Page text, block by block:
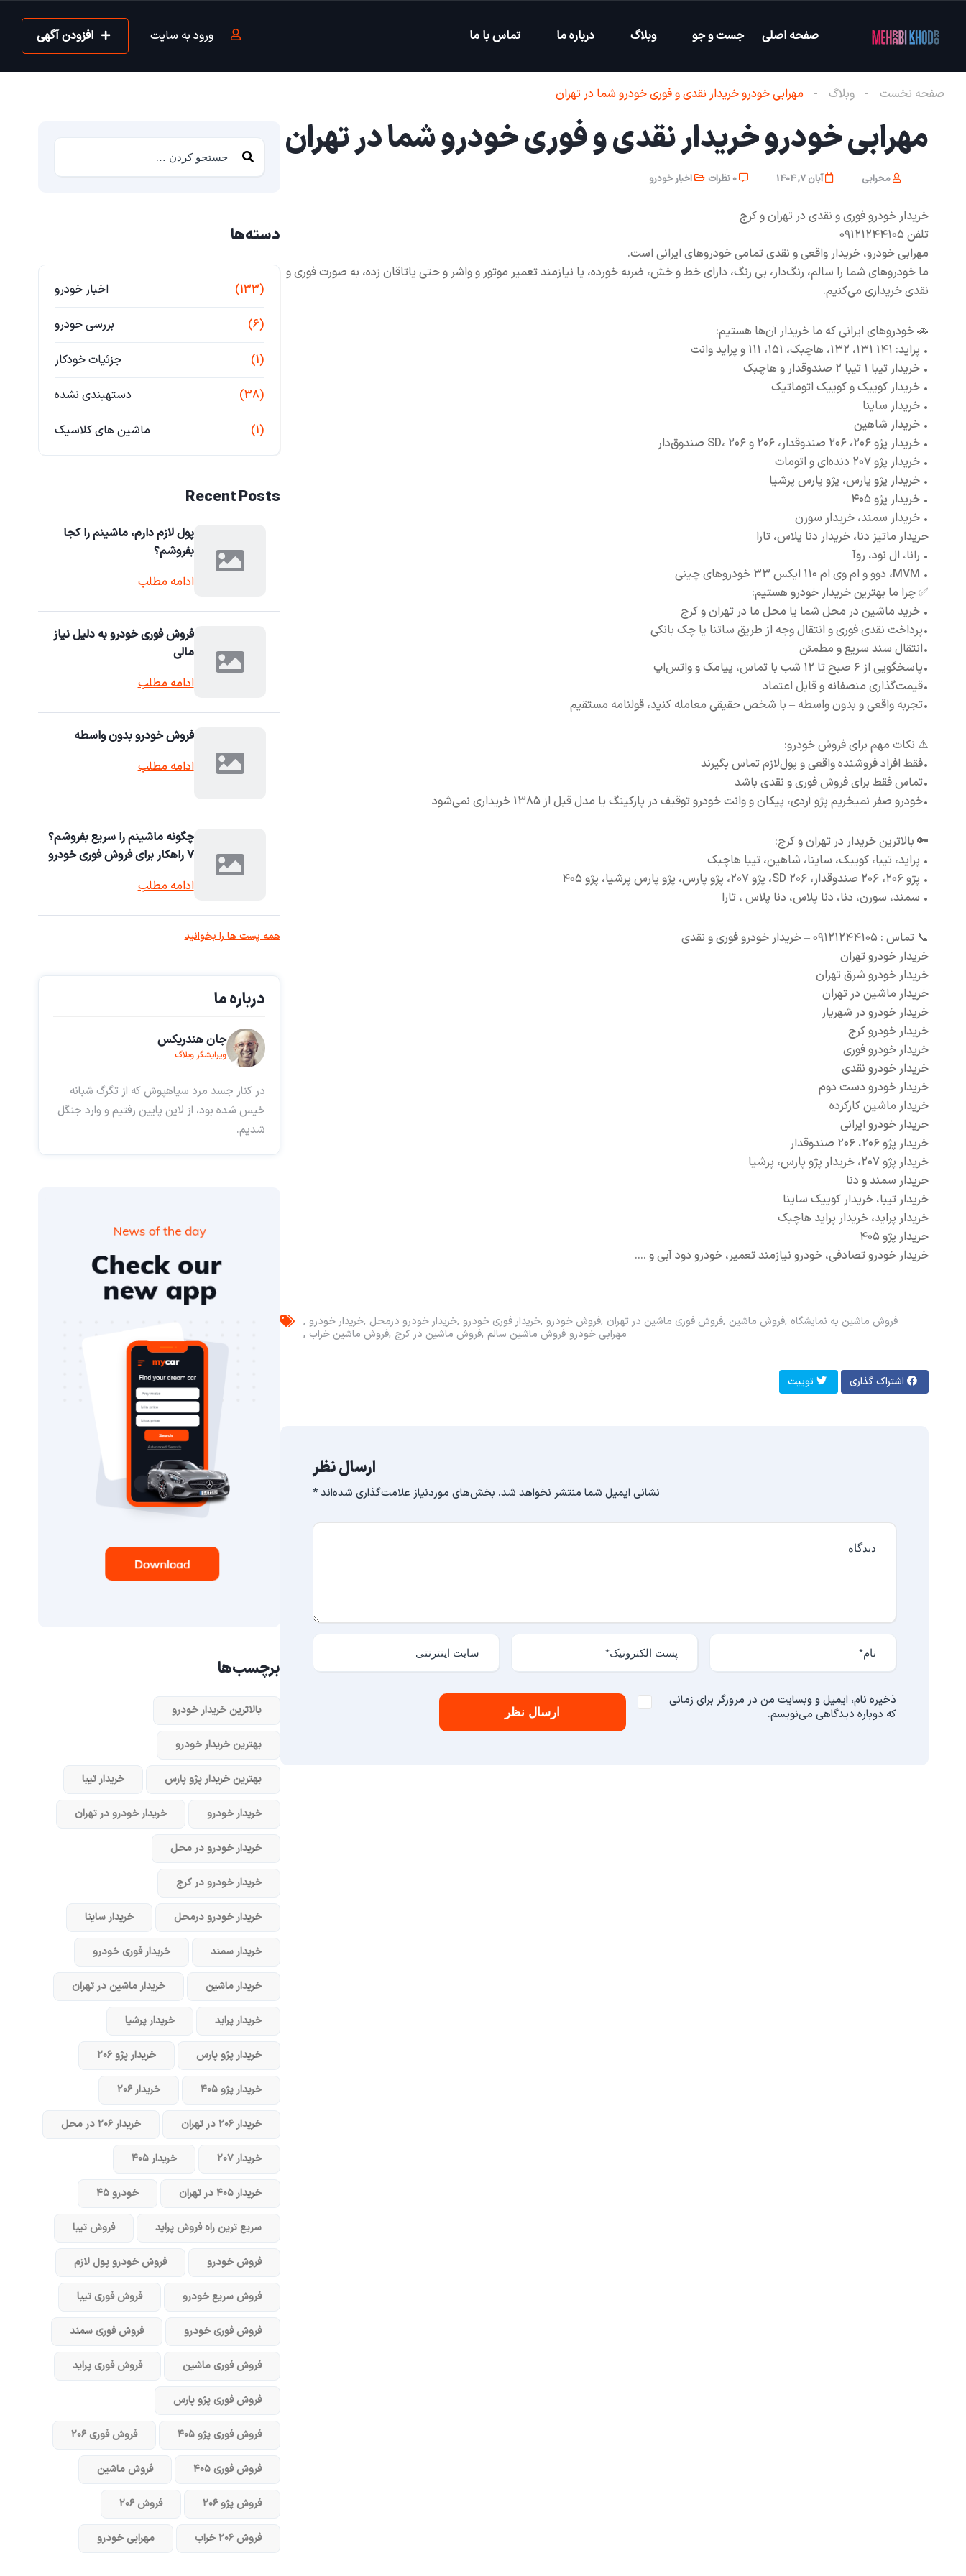
صفحه اصلی جست و جو وبلاگ درباره ما تماس با ما ورود به سایت افزودن آگهی
صفحه نخست وبلاگ مهرابی خودرو خریدار نقدی و فوری خودرو شما در تهران
مهرابی خودرو خریدار نقدی و فوری خودرو شما در تهران
محرابی آبان 7, 1404 0 نظرات اخبار خودرو
خریدار خودرو فوری و نقدی در تهران و کرج
تلفن ۰۹۱۲۱۲۴۴۱۰۵
مهرابی خودرو، خریدار واقعی و نقدی تمامی خودروهای ایرانی است.
ما خودروهای شما را سالم، رنگ‌دار، بی رنگ، دارای خط و خش، ضربه خورده، یا نیازمند تعمیر موتور و واشر و حتی یاتاقان زده، به صورت فوری و
نقدی خریداری می‌کنیم.
🚗 خودروهای ایرانی که ما خریدار آن‌ها هستیم:
• پراید: ۱۴۱ ۱۳۱، ۱۳۲، هاچبک، ۱۵۱، ۱۱۱ و پراید وانت
• خریدار تیبا ۱ تیبا ۲ صندوقدار و هاچبک
• خریدار کوییک و کوییک اتوماتیک
• خریدار ساینا
• خریدار شاهین
• خریدار پژو ۲۰۶، ۲۰۶ صندوقدار، ۲۰۶ و SD، ۲۰۶ صندوق‌دار
• خریدار پژو ۲۰۷ دنده‌ای و اتومات
• خریدار پژو پارس، پژو پارس پرشیا
• خریدار پژو ۴۰۵
• خریدار سمند، خریدار سورن
خریدار ماتیز دنا، خریدار دنا پلاس، تارا
• رانا، ال نود، روآ
• MVM، دوو و ام وی ام ۱۱۰ ایکس ۳۳ خودروهای چینی
✅ چرا ما بهترین خریدار خودرو هستیم:
• خرید ماشین در محل شما یا محل ما در تهران و کرج
•پرداخت نقدی فوری و انتقال وجه از طریق ساتنا یا چک بانکی
•انتقال سند سریع و مطمئن
•پاسخگویی از ۶ صبح تا ۱۲ شب با تماس، پیامک و واتس‌اپ
•قیمت‌گذاری منصفانه و قابل اعتماد
•تجربه واقعی و بدون واسطه – با شخص حقیقی معامله کنید، قولنامه مستقیم
⚠️ نکات مهم برای فروش خودرو:
•فقط افراد فروشنده واقعی و پول‌لازم تماس بگیرند
•تماس فقط برای فروش فوری و نقدی باشد
•خودرو صفر نمیخریم پژو آردی، پیکان و وانت خودرو توقیف در پارکینگ یا مدل قبل از ۱۳۸۵ خریداری نمی‌شود
🔑 بالاترین خریدار در تهران و کرج:
• پراید، تیبا، کوییک، ساینا، شاهین، تیبا هاچبک
• پژو ۲۰۶، ۲۰۶ صندوقدار، ۲۰۶ SD، پژو ۲۰۷، پژو پارس، پژو پارس پرشیا، پژو ۴۰۵
• سمند، سورن، دنا، دنا پلاس، دنا پلاس ، تارا
📞 تماس : ۰۹۱۲۱۲۴۴۱۰۵ – خریدار خودرو فوری و نقدی
خریدار خودرو تهران
خریدار خودرو شرق تهران
خریدار ماشین در تهران
خریدار خودرو در شهریار
خریدار خودرو کرج
خریدار خودرو فوری
خریدار خودرو نقدی
خریدار خودرو دست دوم
خریدار ماشین کارکرده
خریدار خودرو ایرانی
خریدار پژو ۲۰۶، ۲۰۶ صندوقدار
خریدار پژو ۲۰۷، خریدار پژو پارس، پرشیا
خریدار سمند و دنا
خریدار تیبا، خریدار کوییک ساینا
خریدار پراید، خریدار پراید هاچبک
خریدار پژو ۴۰۵
خریدار خودرو تصادفی، خودرو نیازمند تعمیر، خودرو دود آبی و ….
خریدار خودرو خریدار خودرو در‌محل خریدار فوری خودرو فروش خودرو فروش فوری ماشین در تهران فروش ماشین فروش ماشین به نمایشگاه
فروش ماشین خراب فروش ماشین در کرج فروش ماشین سالم مهرابی خودرو
اشتراک گذاری توییت
ارسال نظر
نشانی ایمیل شما منتشر نخواهد شد. بخش‌های موردنیاز علامت‌گذاری شده‌اند*
ذخیره نام، ایمیل و وبسایت من در مرورگر برای زمانی
که دوباره دیدگاهی می‌نویسم.
ارسال نظر
دسته‌ها
اخبار خودرو (133)
بررسی خودرو (6)
جزئیات خودکار (1)
دستهبندی نشده (38)
ماشین های کلاسیک (1)
Recent Posts
پول لازم دارم، ماشینم را کجا
بفروشم؟
ادامه مطلب
فروش فوری خودرو به دلیل نیاز
مالی
ادامه مطلب
فروش خودرو بدون واسطه
ادامه مطلب
چگونه ماشینم را سریع بفروشم؟
۷ راهکار برای فروش فوری خودرو
ادامه مطلب
همه پست ها را بخوانید
درباره ما
جان هندریکس
ویرایشگر وبلاگ
در کنار جسد مرد سیاهپوش که از تگرگ شبانه
خیس شده بود، از لاین پایین رفتیم و وارد جنگل
شدیم.
برچسب‌ها
بالاترین خریدار خودرو
بهترین خریدار خودرو
بهترین خریدار پژو پارس خریدار تیبا
خریدار خودرو خریدار خودرو در تهران
خریدار خودرو در محل
خریدار خودرو در کرج
خریدار خودرو در‌محل خریدار ساینا
خریدار سمند خریدار فوری خودرو
خریدار ماشین خریدار ماشین در تهران
خریدار پراید خریدار پرشیا
خریدار پژو پارس خریدار پژو ۲۰۶
خریدار پژو ۴۰۵ خریدار ۲۰۶
خریدار ۲۰۶ در تهران خریدار ۲۰۶ در محل
خریدار ۲۰۷ خریدار ۴۰۵
خریدار ۴۰۵ در تهران خودرو ۴۵
سریع ترین راه فروش پراید فروش تیبا
فروش خودرو فروش خودرو پول لازم
فروش سریع خودرو فروش فوری تیبا
فروش فوری خودرو فروش فوری سمند
فروش فوری ماشین فروش فوری پراید
فروش فوری پژو پارس
فروش فوری پژو ۴۰۵ فروش فوری ۲۰۶
فروش فوری ۴۰۵ فروش ماشین
فروش پژو ۲۰۶ فروش ۲۰۶
فروش ۲۰۶ خراب مهرابی خودرو